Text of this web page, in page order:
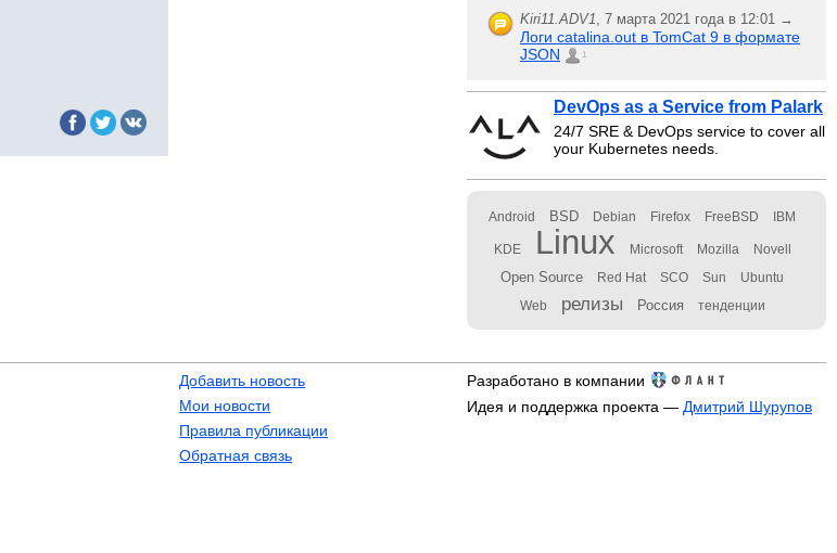
Kiri11.ADV1, 7 марта 2021 года в 12:01 →
Логи catalina.out в TomCat 9 в формате
JSON
1
DevOps as a Service from Palark
24/7 SRE & DevOps service to cover all
your Kubernetes needs.
Android BSD Debian Firefox FreeBSD IBM
KDE Linux Microsoft Mozilla Novell
Open Source Red Hat SCO Sun Ubuntu
Web релизы Россия тенденции
Добавить новость
Мои новости
Правила публикации
Обратная связь
Разработано в компании
Идея и поддержка проекта — Дмитрий Шурупов